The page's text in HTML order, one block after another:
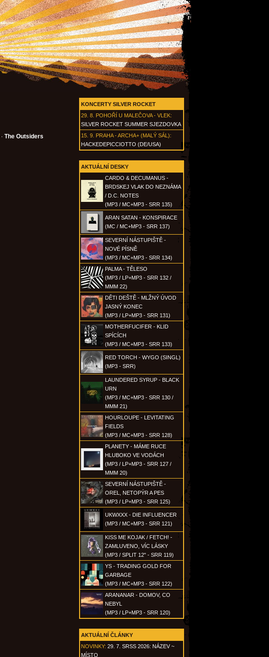
KONCERTY SILVER ROCKET
29. 8. POHOŘÍ U MALEČOVA - VLEK:
SILVER ROCKET SUMMER SJEZDOVKA
15. 9. PRAHA - ARCHA+ (MALÝ SÁL):
HACKEDEPICCIOTTO (DE/USA)
AKTUÁLNÍ DESKY
CARDO & DECUMANUS -
BRDSKEJ VLAK DO NEZNÁMA
/ D.C. NOTES
(MP3 / MC+MP3 - SRR 135)
ARAN SATAN - KONSPIRACE
(MC / MC+MP3 - SRR 137)
SEVERNÍ NÁSTUPIŠTĚ -
NOVÉ PÍSNĚ
(MP3 / MC+MP3 - SRR 134)
PALMA - TĚLESO
(MP3 / LP+MP3 - SRR 132 /
MMM 22)
DĚTI DEŠTĚ - MLŽNÝ ÚVOD
JASNÝ KONEC
(MP3 / LP+MP3 - SRR 131)
MOTHERFUCIFER - KLID
SPÍCÍCH
(MP3 / MC+MP3 - SRR 133)
RED TORCH - WYGO (SINGL)
(MP3 - SRR)
LAUNDERED SYRUP - BLACK
URN
(MP3 / MC+MP3 - SRR 130 /
MMM 21)
HOURLOUPE - LEVITATING
FIELDS
(MP3 / MC+MP3 - SRR 128)
PLANETY - MÁME RUCE
HLUBOKO VE VODÁCH
(MP3 / LP+MP3 - SRR 127 /
MMM 20)
SEVERNÍ NÁSTUPIŠTĚ -
OREL, NETOPÝR A PES
(MP3 / LP+MP3 - SRR 125)
UKWXXX - DIE INFLUENCER
(MP3 / MC+MP3 - SRR 121)
KISS ME KOJAK / FETCH! -
ZAMLUVENO, VÍC LÁSKY
(MP3 / SPLIT 12" - SRR 119)
YS - TRADING GOLD FOR
GARBAGE
(MP3 / MC+MP3 - SRR 122)
ARANANAR - DOMOV, CO
NEBYL
(MP3 / LP+MP3 - SRR 120)
AKTUÁLNÍ ČLÁNKY
NOVINKY: 29. 7. SRSS 2026: NÁZEV ~
MÍSTO
· The Outsiders